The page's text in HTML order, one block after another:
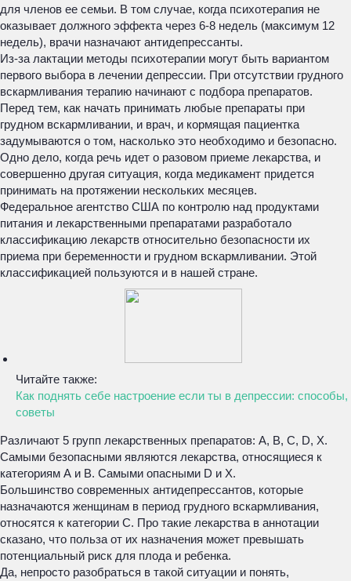
для членов ее семьи. В том случае, когда психотерапия не
оказывает должного эффекта через 6-8 недель (максимум 12
недель), врачи назначают антидепрессанты.
Из-за лактации методы психотерапии могут быть вариантом
первого выбора в лечении депрессии. При отсутствии грудного
вскармливания терапию начинают с подбора препаратов.
Перед тем, как начать принимать любые препараты при
грудном вскармливании, и врач, и кормящая пациентка
задумываются о том, насколько это необходимо и безопасно.
Одно дело, когда речь идет о разовом приеме лекарства, и
совершенно другая ситуация, когда медикамент придется
принимать на протяжении нескольких месяцев.
Федеральное агентство США по контролю над продуктами
питания и лекарственными препаратами разработало
классификацию лекарств относительно безопасности их
приема при беременности и грудном вскармливании. Этой
классификацией пользуются и в нашей стране.
Читайте также:
Как поднять себе настроение если ты в депрессии: способы,
советы
Различают 5 групп лекарственных препаратов: А, В, С, D, Х.
Самыми безопасными являются лекарства, относящиеся к
категориям А и В. Самыми опасными D и Х.
Большинство современных антидепрессантов, которые
назначаются женщинам в период грудного вскармливания,
относятся к категории С. Про такие лекарства в аннотации
сказано, что польза от их назначения может превышать
потенциальный риск для плода и ребенка.
Да, непросто разобраться в такой ситуации и понять,